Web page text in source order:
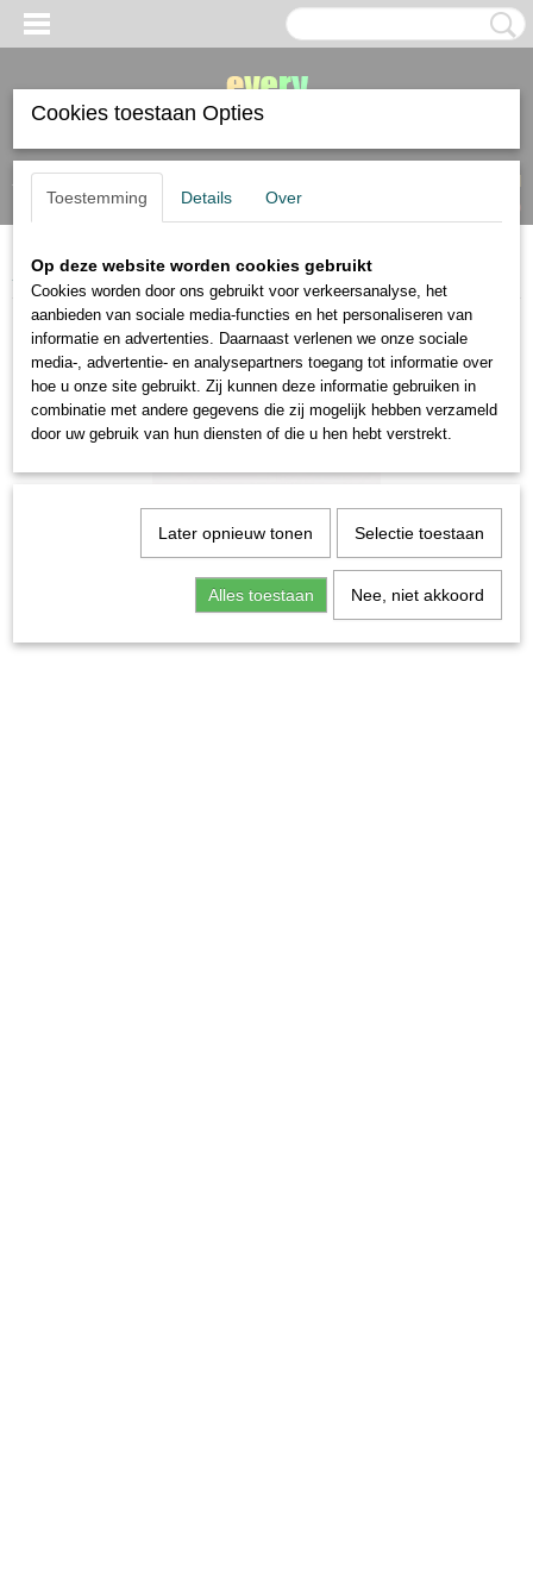
Inloggen Registreren
(0)
Home>Panpastel>PanPastel geperst pastelkrijt , per stuk
Cookies toestaan Opties
Toestemming Details Over
Op deze website worden cookies gebruikt
Cookies worden door ons gebruikt voor verkeersanalyse, het
aanbieden van sociale media-functies en het personaliseren van
informatie en advertenties. Daarnaast verlenen we onze sociale
media-, advertentie- en analysepartners toegang tot informatie over
hoe u onze site gebruikt. Zij kunnen deze informatie gebruiken in
combinatie met andere gegevens die zij mogelijk hebben verzameld
door uw gebruik van hun diensten of die u hen hebt verstrekt.
Later opnieuw tonen Selectie toestaan
Alles toestaan Nee, niet akkoord